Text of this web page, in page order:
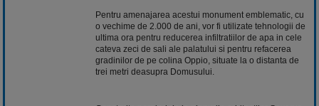
Pentru amenajarea acestui monument emblematic, cu
o vechime de 2.000 de ani, vor fi utilizate tehnologii de
ultima ora pentru reducerea infiltratiilor de apa in cele
cateva zeci de sali ale palatului si pentru refacerea
gradinilor de pe colina Oppio, situate la o distanta de
trei metri deasupra Domusului.